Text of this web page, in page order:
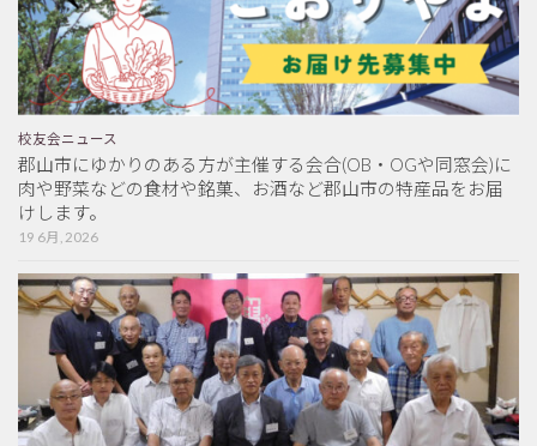
校友会ニュース
郡山市にゆかりのある方が主催する会合(OB・OGや同窓会)に
肉や野菜などの食材や銘菓、お酒など郡山市の特産品をお届
けします。
19 6月, 2026